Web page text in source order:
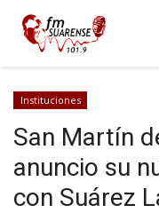
Instituciones
San Martín
anuncio su
con Suárez